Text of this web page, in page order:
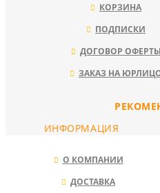
КОРЗИНА
ПОДПИСКИ
ДОГОВОР ОФЕРТЫ
ЗАКАЗ НА
ИНФОРМАЦИЯ
О КОМПАНИИ
ДОСТАВКА